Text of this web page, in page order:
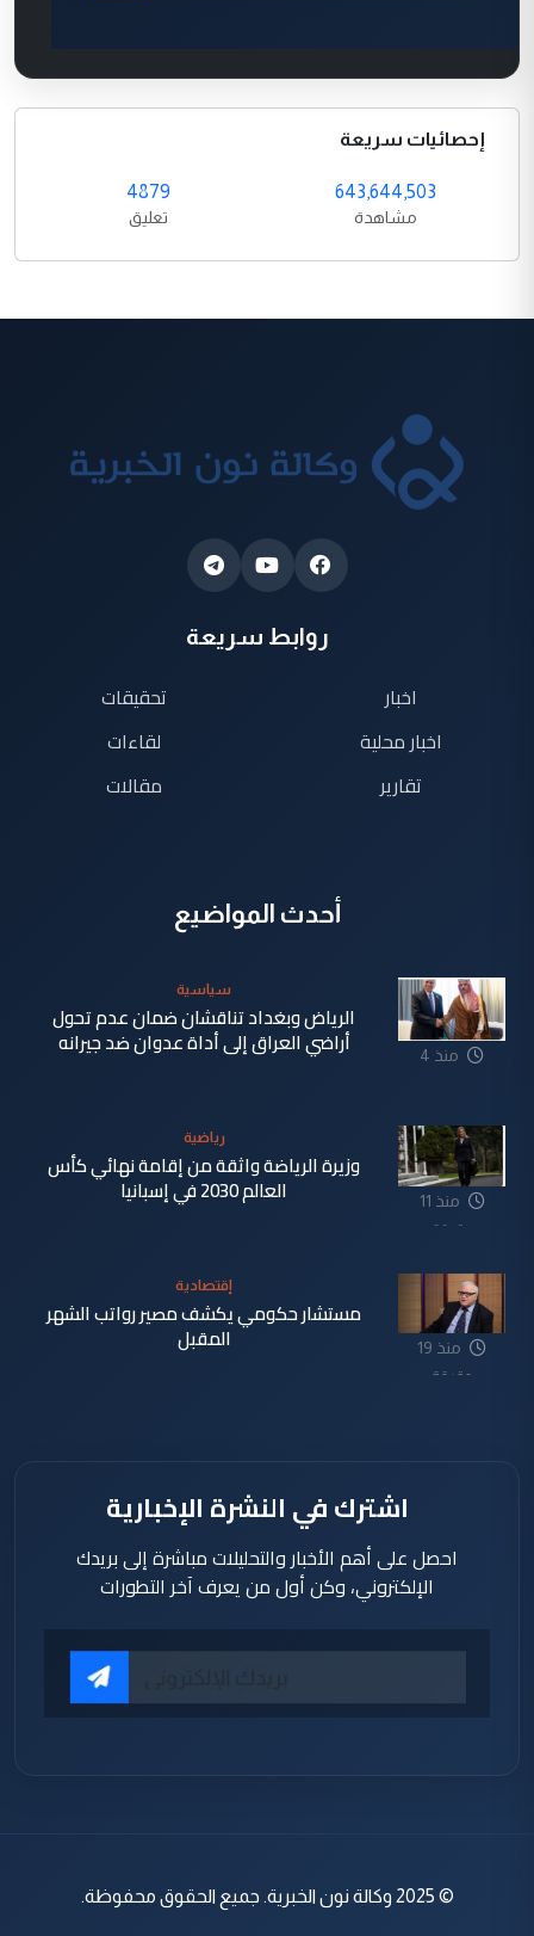
إحصائيات سريعة
643,644,503
مشاهدة
4879
تعليق
روابط سريعة
اخبار
اخبار محلية
تقارير
تحقيقات
لقاءات
مقالات
أحدث المواضيع
منذ 4
سياسية
الرياض وبغداد تناقشان ضمان عدم تحول
أراضي العراق إلى أداة عدوان ضد جيرانه
منذ 11
دقيقة
رياضية
وزيرة الرياضة واثقة من إقامة نهائي كأس
العالم 2030 في إسبانيا
منذ 19
دقيقة
إقتصادية
مستشار حكومي يكشف مصير رواتب الشهر
المقبل
اشترك في النشرة الإخبارية
احصل على أهم الأخبار والتحليلات مباشرة إلى بريدك
الإلكتروني، وكن أول من يعرف آخر التطورات
© 2025 وكالة نون الخبرية. جميع الحقوق محفوظة.